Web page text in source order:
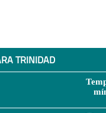
TRINIDAD